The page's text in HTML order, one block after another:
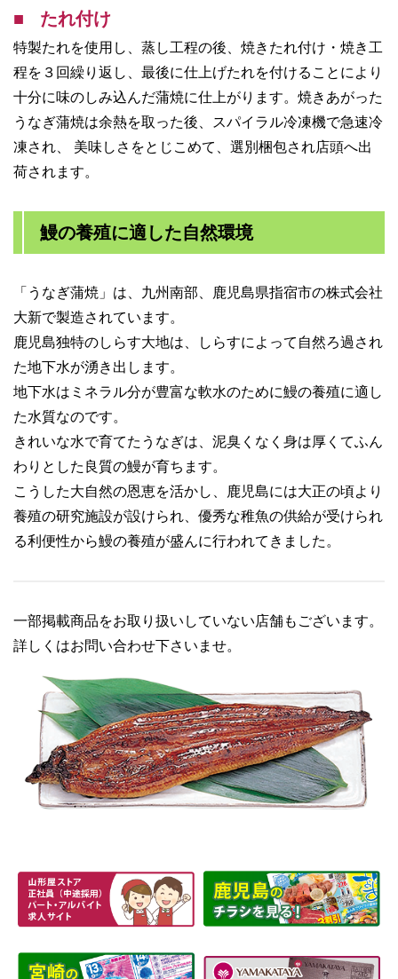
たれ付け
特製たれを使用し、蒸し工程の後、焼きたれ付け・焼き工
程を３回繰り返し、最後に仕上げたれを付けることにより
十分に味のしみ込んだ蒲焼に仕上がります。焼きあがった
うなぎ蒲焼は余熱を取った後、スパイラル冷凍機で急速冷
凍され、 美味しさをとじこめて、選別梱包され店頭へ出
荷されます。
鰻の養殖に適した自然環境
「うなぎ蒲焼」は、九州南部、鹿児島県指宿市の株式会社
大新で製造されています。
鹿児島独特のしらす大地は、しらすによって自然ろ過され
た地下水が湧き出します。
地下水はミネラル分が豊富な軟水のために鰻の養殖に適し
た水質なのです。
きれいな水で育てたうなぎは、泥臭くなく身は厚くてふん
わりとした良質の鰻が育ちます。
こうした大自然の恩恵を活かし、鹿児島には大正の頃より
養殖の研究施設が設けられ、優秀な稚魚の供給が受けられ
る利便性から鰻の養殖が盛んに行われてきました。
一部掲載商品をお取り扱いしていない店舗もございます。
詳しくはお問い合わせ下さいませ。